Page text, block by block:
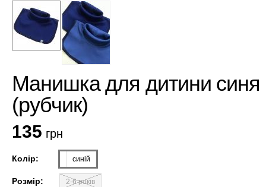
Манишка для дитини синя
(рубчик)
135 грн
Колір: синій
Розмір: 2-6 років